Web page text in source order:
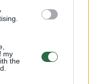
my
the
įvairūs svoriai,
ir pasiekti
galintys sverti
būna kelių